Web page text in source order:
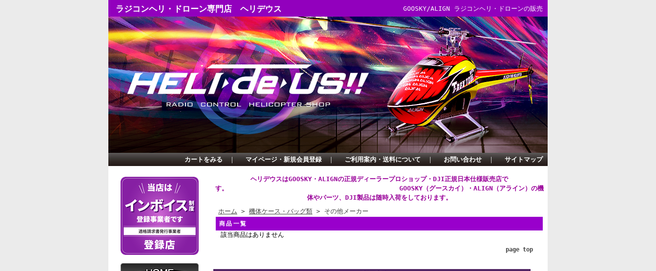
ラジコンヘリ・ドローン専門店 ヘリデウス GOOSKY/ALIGN ラジコンヘリ・ドローンの販売
カートをみる ｜ マイページ・新規会員登録 ｜ ご利用案内・送料について ｜ お問い合わせ ｜ サイトマップ
ヘリデウスはGOOSKY・ALIGNの正規ディーラープロショップ・DJI正規日本仕様販売店で
す。 GOOSKY（グースカイ）・ ALIGN（アライン） の機
体やパーツ、DJI製品は随時入荷をしております。
ホーム > 機体ケース・バッグ類 > その他メーカー
商品一覧
該当商品はありません
page top